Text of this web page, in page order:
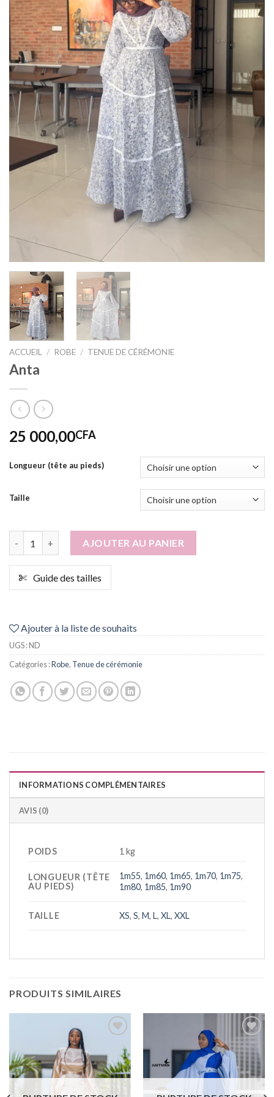
ACCUEIL / ROBE / TENUE DE CÉRÉMONIE
Anta
25 000,00CFA
Longueur (tête au pieds)
Taille
AJOUTER AU PANIER
Guide des tailles
Ajouter à la liste de souhaits
UGS :ND
Catégories :Robe, Tenue de cérémonie
INFORMATIONS COMPLÉMENTAIRES
AVIS (0)
POIDS 1 kg
LONGUEUR (TÊTE
AU PIEDS)
1m55, 1m60, 1m65, 1m70, 1m75,
1m80, 1m85, 1m90
TAILLE XS,S,M,L,XL,XXL
PRODUITS SIMILAIRES
Ajouter
à la liste
de
souhaits
Ajouter
à la liste
de
souhaits